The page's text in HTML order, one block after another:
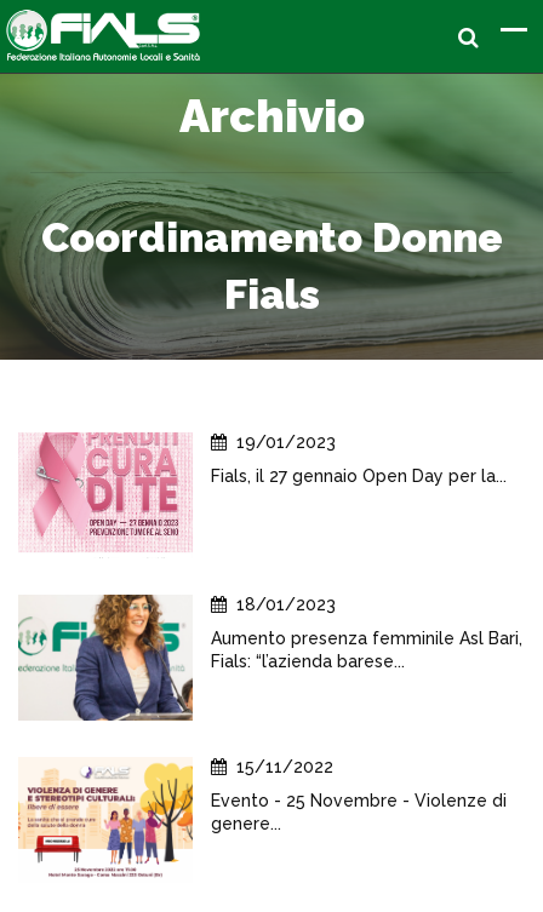
Archivio
Coordinamento Donne
Fials
19/01/2023
Fials, il 27 gennaio Open Day per la...
18/01/2023
Aumento presenza femminile Asl Bari,
Fials: “l’azienda barese...
15/11/2022
Evento - 25 Novembre - Violenze di
genere...